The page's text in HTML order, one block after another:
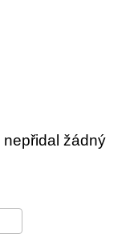
žádný